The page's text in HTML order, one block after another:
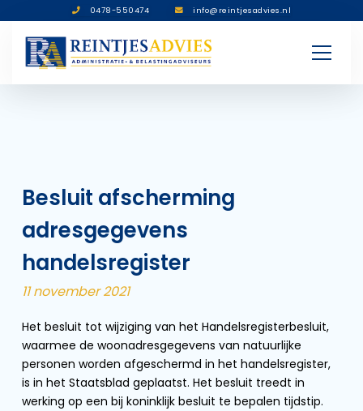
0478-550474 info@reintjesadvies.nl
Besluit afscherming
adresgegevens
handelsregister
11 november 2021
Het besluit tot wijziging van het Handelsregisterbesluit,
waarmee de woonadresgegevens van natuurlijke
personen worden afgeschermd in het handelsregister,
is in het Staatsblad geplaatst. Het besluit treedt in
werking op een bij koninklijk besluit te bepalen tijdstip.